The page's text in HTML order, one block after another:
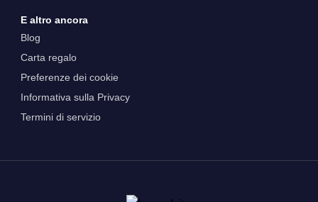
E altro ancora
Blog
Carta regalo
Preferenze dei cookie
Informativa sulla Privacy
Termini di servizio